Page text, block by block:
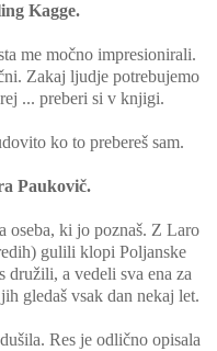
Kagge.
me močno impresionirali.
Zakaj ljudje potrebujemo
... preberi si v knjigi.
ko to prebereš sam.
Paukovič.
oseba, ki jo poznaš. Z Laro
gulili klopi Poljanske
družili, a vedeli sva ena za
gledaš vsak dan nekaj let.
Res je odlično opisala